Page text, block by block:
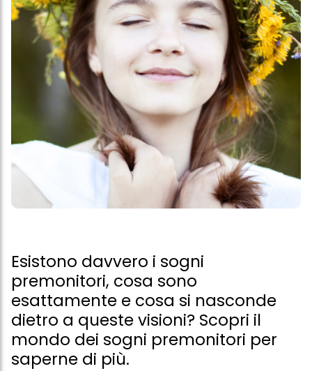
Esistono davvero i sogni
premonitori, cosa sono
esattamente e cosa si nasconde
dietro a queste visioni? Scopri il
mondo dei sogni premonitori per
saperne di più.